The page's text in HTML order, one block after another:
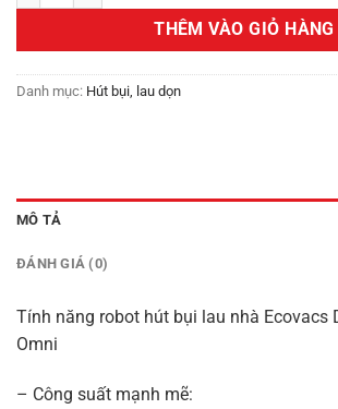
10,000,000₫.
là:
THÊM VÀO GIỎ HÀNG
Danh mục: Hút bụi, lau dọn
MÔ TẢ
ĐÁNH GIÁ (0)
Tính năng robot hút bụi lau nhà Ecovacs
Omni
– Công suất mạnh mẽ: